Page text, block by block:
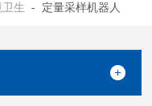
生 - 定量采样机器人